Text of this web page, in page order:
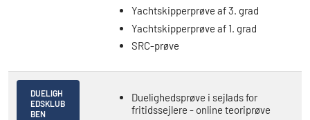
Yachtskipperprøve af 3. grad
Yachtskipperprøve af 1. grad
SRC-prøve
DUELIGH
EDSKLUB
BEN
Duelighedsprøve i sejlads for
fritidssejlere - online teoriprøve